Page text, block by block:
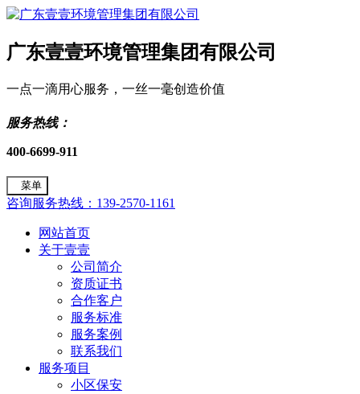
广东壹壹环境管理集团有限公司
一点一滴用心服务，一丝一毫创造价值
服务热线：
400-6699-911
菜单
咨询服务热线：139-2570-1161
网站首页
关于壹壹
公司简介
资质证书
合作客户
服务标准
服务案例
联系我们
服务项目
小区保安